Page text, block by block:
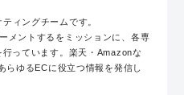
ィングチームです。
メントするをミッションに、各専
っています。楽天・Amazonな
らゆるECに役立つ情報を発信し